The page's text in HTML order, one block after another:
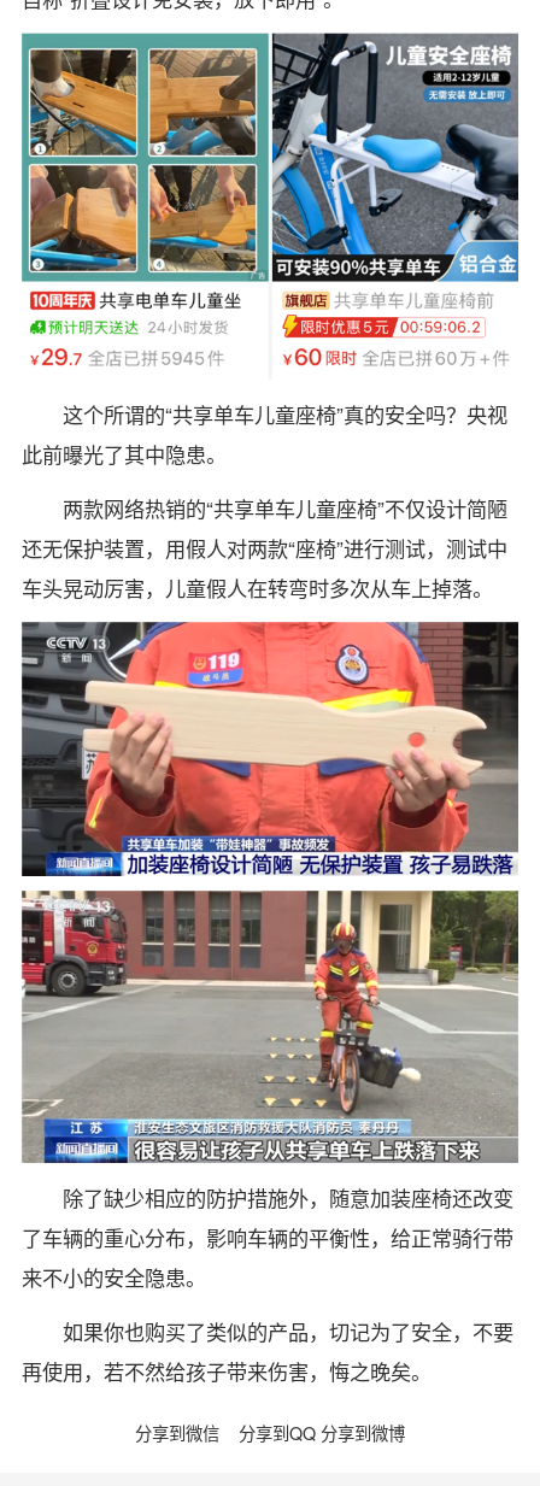
这个所谓的“共享单车儿童座椅”真的安全吗？央视
此前曝光了其中隐患。
两款网络热销的“共享单车儿童座椅”不仅设计简陋
还无保护装置，用假人对两款“座椅”进行测试，测试中
车头晃动厉害，儿童假人在转弯时多次从车上掉落。
除了缺少相应的防护措施外，随意加装座椅还改变
了车辆的重心分布，影响车辆的平衡性，给正常骑行带
来不小的安全隐患。
如果你也购买了类似的产品，切记为了安全，不要
再使用，若不然给孩子带来伤害，悔之晚矣。
分享到微信 分享到QQ 分享到微博